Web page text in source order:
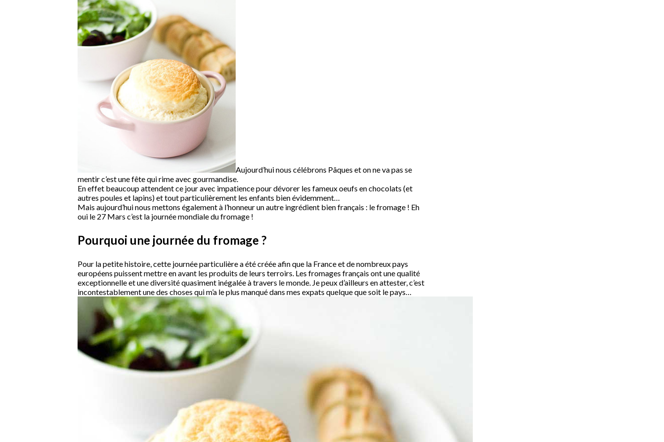
Aujourd’hui nous célébrons Pâques et on ne va pas se
mentir c’est une fête qui rime avec gourmandise.
En effet beaucoup attendent ce jour avec impatience pour dévorer les fameux oeufs en chocolats (et
autres poules et lapins) et tout particulièrement les enfants bien évidemment…
Mais aujourd’hui nous mettons également à l’honneur un autre ingrédient bien français : le fromage ! Eh
oui le 27 Mars c’est la journée mondiale du fromage !
Pourquoi une journée du fromage ?
Pour la petite histoire, cette journée particulière a été créée afin que la France et de nombreux pays
européens puissent mettre en avant les produits de leurs terroirs. Les fromages français ont une qualité
exceptionnelle et une diversité quasiment inégalée à travers le monde. Je peux d’ailleurs en attester, c’est
incontestablement une des choses qui m’a le plus manqué dans mes expats quelque que soit le pays…